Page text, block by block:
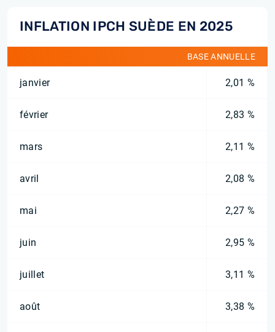
INFLATION IPCH SUÈDE EN 2025
BASE ANNUELLE
janvier 2,01 %
février 2,83 %
mars 2,11 %
avril 2,08 %
mai 2,27 %
juin 2,95 %
juillet 3,11 %
août 3,38 %